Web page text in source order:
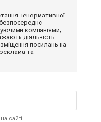
ненормативної
компаніями;
діяльність
посилань на
та
сайті